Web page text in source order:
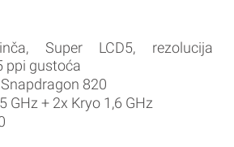
Super LCD5, rezolucija
ppi gustoća
820
GHz + 2x Kryo 1,6 GHz